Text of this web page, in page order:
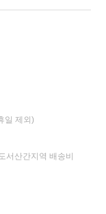
일 제외)
서산간지역 배송비